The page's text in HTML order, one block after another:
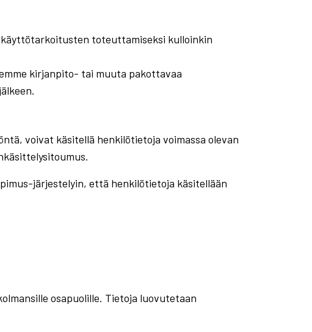
toteuttamiseksi kulloinkin
kirjanpito- tai muuta pakottavaa
voivat käsitellä henkilötietoja voimassa olevan
järjestelyin, että henkilötietoja käsitellään
osapuolille. Tietoja luovutetaan